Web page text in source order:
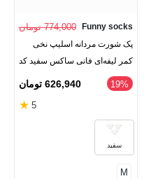
Funny socks 774,000 تومان
پک شورت مردانه اسلیپ نخی
کمر لیفه‌ای فانی ساکس سفید کد
35000 - بسته 3 عددی
‎19% 626,940 تومان
5
★
سفید
M